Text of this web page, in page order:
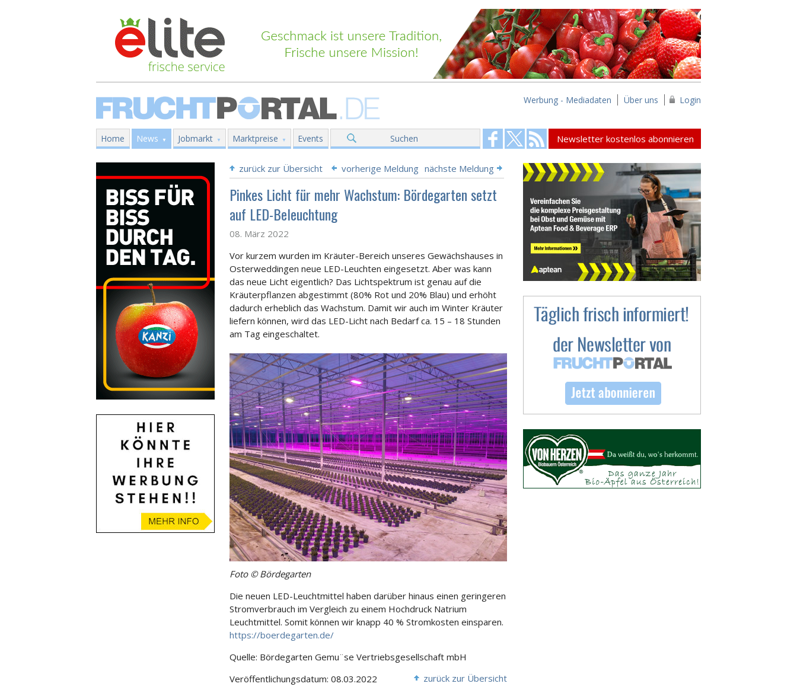
Werbung - Mediadaten Über uns Login
Home News Jobmarkt Marktpreise Events Suchen Newsletter kostenlos abonnieren
zurück zur Übersicht vorherige Meldung nächste Meldung
Pinkes Licht für mehr Wachstum: Bördegarten setzt
auf LED-Beleuchtung
08. März 2022
Vor kurzem wurden im Kräuter-Bereich unseres Gewächshauses in
Osterweddingen neue LED-Leuchten eingesetzt. Aber was kann
das neue Licht eigentlich? Das Lichtspektrum ist genau auf die
Kräuterpflanzen abgestimmt (80% Rot und 20% Blau) und erhöht
dadurch erheblich das Wachstum. Damit wir auch im Winter Kräuter
liefern können, wird das LED-Licht nach Bedarf ca. 15 – 18 Stunden
am Tag eingeschaltet.
Foto © Bördegarten
Die neuen LED-Leuchtmittel haben darüber hinaus einen geringeren
Stromverbrauch im Vergleich zu einem Hochdruck Natrium
Leuchtmittel. Somit können wir knapp 40 % Stromkosten einsparen.
https://boerdegarten.de/
Quelle: Bördegarten Gemu¨se Vertriebsgesellschaft mbH
Veröffentlichungsdatum: 08.03.2022
zurück zur Übersicht